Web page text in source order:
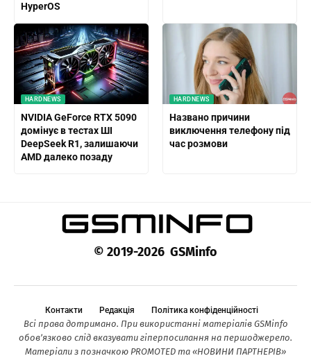
HyperOS
HARDNEWS
NVIDIA GeForce RTX 5090
домінує в тестах ШІ
DeepSeek R1, залишаючи
AMD далеко позаду
HARDNEWS
Названо причини
виключення телефону під
час розмови
© 2019-2026 GSMinfo
Контакти Редакція Політика конфіденційності
Всі права дотримано. При використанні матеріалів GSMinfo
обов’язково слід вказувати гіперпосилання на першоджерело.
Матеріали з позначкою PROMOTED та «НОВИНИ ПАРТНЕРІВ»